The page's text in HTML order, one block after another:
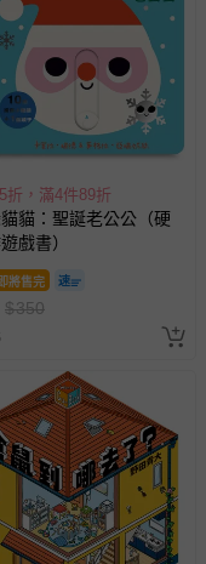
體（例如 DVD、CD
經提供即為完成之線
（例如線上課程、遊
物、泳裝、襪子、地
巾、包屁衣、學習
乳器、哺乳衣、托腹
不可拆封」，或具警
換貨 & 退款問題
折，滿4件89折
貓：聖誕老公公（硬
戲書）
即將售完
$350